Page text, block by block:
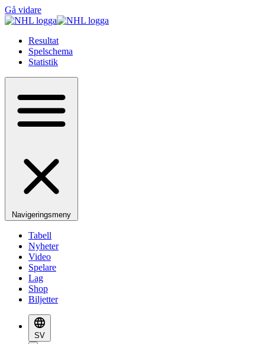
Gå vidare
Resultat
Spelschema
Statistik
Navigeringsmeny
Tabell
Nyheter
Video
Spelare
Lag
Shop
Biljetter
SV